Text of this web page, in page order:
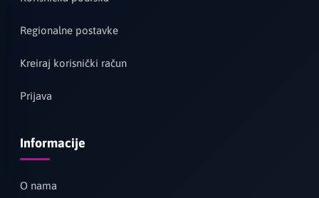
Regionalne postavke
Kreiraj korisnički račun
Prijava
Informacije
O nama